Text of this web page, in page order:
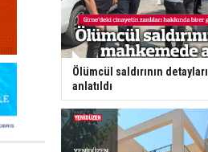
Ölümcül saldırının
anlatıldı